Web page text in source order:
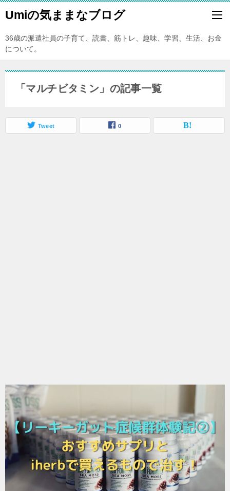
Umiの気ままなブログ
36歳の派遣社員の子育て、読書、筋トレ、趣味、学習、生活、お金
について。
「マルチビタミン」の記事一覧
Tweet 0